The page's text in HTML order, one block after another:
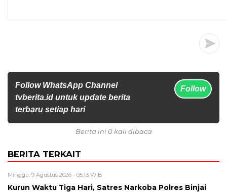
Follow WhatsApp Channel
tvberita.id untuk update berita
terbaru setiap hari
Follow
Berita ini 0 kali dibaca
BERITA TERKAIT
Minggu, 9 Agustus 2026 - 05:13 WIB
Kurun Waktu Tiga Hari, Satres Narkoba Polres Binjai